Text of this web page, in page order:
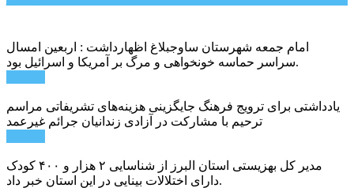
امام جمعه شهرستان ساوجبلاغ اظهارداشت : اربعین امسال
سراسر حماسه خونخواهی و مرگ بر آمریکا و اسرائیل بود.
یادداشتی برای ترویج فرهنگ جایگزینی هزینه‌های تشریفاتی مراسم
ترحیم با مشارکت در آزادی زندانیان جرائم غیرعمد
مدیر کل بهزیستی استان البرز از شناسایی ۲ هزار و ۴۰۰ کودک
دارای اختلالات بینایی در این استان خبر داد.